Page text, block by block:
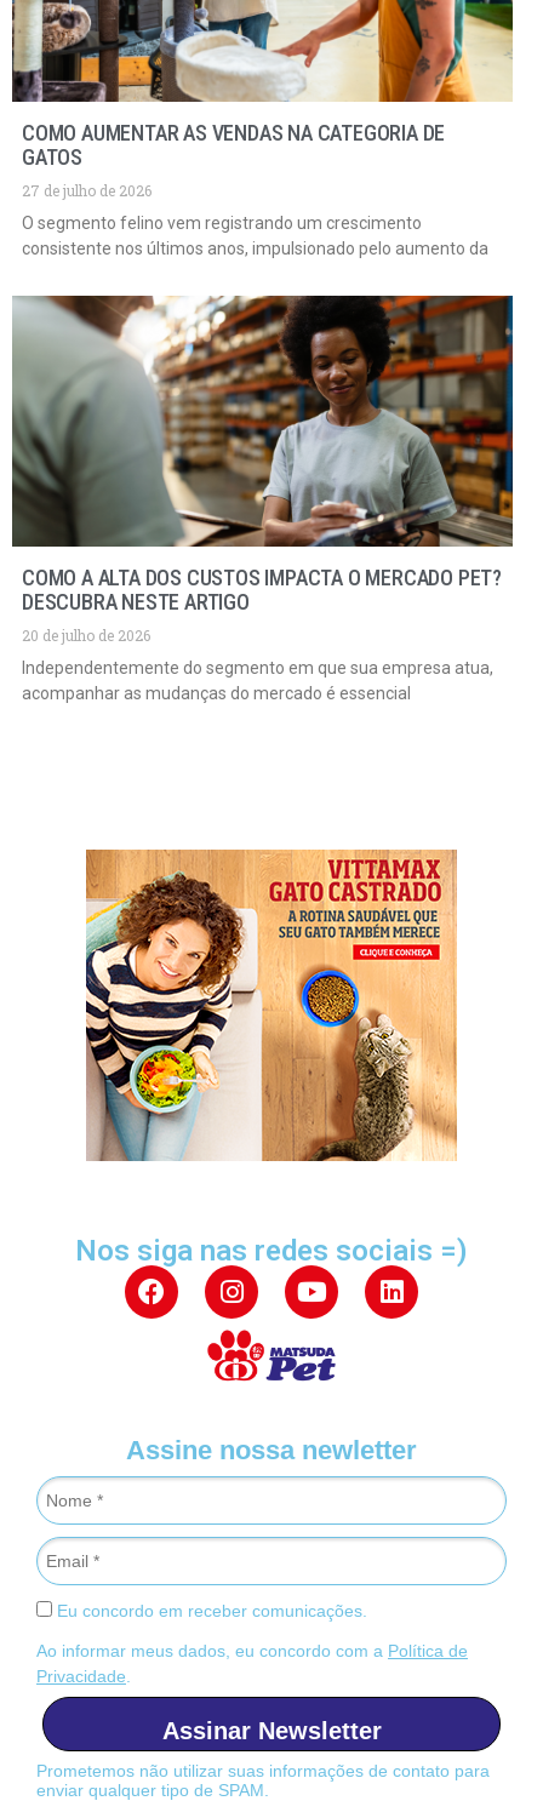
COMO AUMENTAR AS VENDAS NA CATEGORIA DE
GATOS
27 de julho de 2026
O segmento felino vem registrando um crescimento
consistente nos últimos anos, impulsionado pelo aumento da
COMO A ALTA DOS CUSTOS IMPACTA O MERCADO PET?
DESCUBRA NESTE ARTIGO
20 de julho de 2026
Independentemente do segmento em que sua empresa atua,
acompanhar as mudanças do mercado é essencial
Nos siga nas redes sociais =)
Assine nossa newletter
Eu concordo em receber comunicações.
Ao informar meus dados, eu concordo com a Política de
Privacidade
Assinar Newsletter
Prometemos não utilizar suas informações de contato para
enviar qualquer tipo de SPAM.